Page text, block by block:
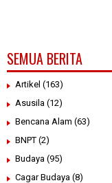
SEMUA BERITA
Artikel (163)
Asusila (12)
Bencana Alam (63)
BNPT (2)
Budaya (95)
Cagar Budaya (8)